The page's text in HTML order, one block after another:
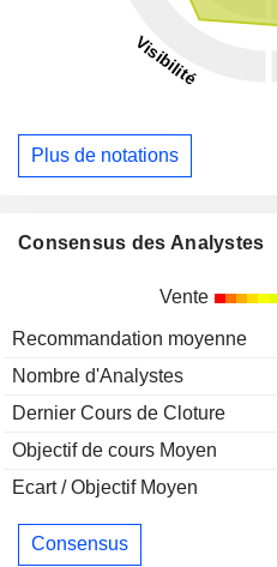
Plus de notations
Consensus des Analystes
Vente
Recommandation moyenne
Nombre d'Analystes
Dernier Cours de Cloture
Objectif de cours Moyen
Ecart / Objectif Moyen
Consensus